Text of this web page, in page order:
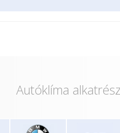
Autóklíma